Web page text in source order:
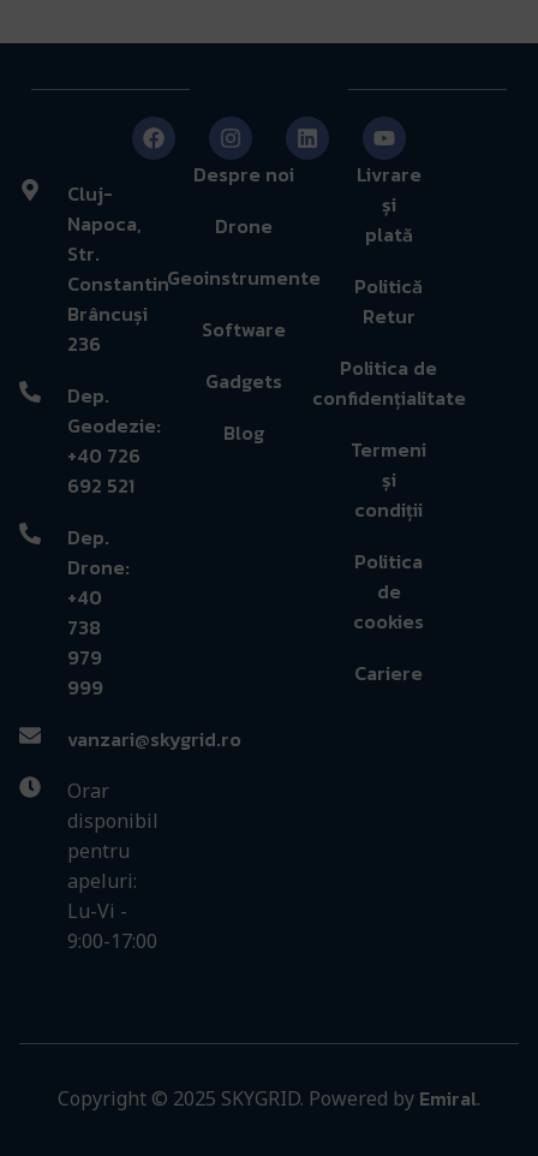
Cluj-
Napoca,
Str.
Constantin
Brâncuși
236
Dep.
Geodezie:
+40 726
692 521
Dep.
Drone:
+40
738
979
999
vanzari@skygrid.ro
Orar
disponibil
pentru
apeluri:
Lu-Vi -
9:00-17:00
Despre noi
Drone
Geoinstrumente
Software
Gadgets
Blog
Livrare
și
plată
Politică
Retur
Politica de
confidențialitate
Termeni
și
condiții
Politica
de
cookies
Cariere
Copyright © 2025 SKYGRID. Powered by Emiral.